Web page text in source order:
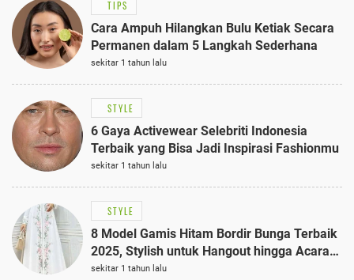
TIPS
Cara Ampuh Hilangkan Bulu Ketiak Secara
Permanen dalam 5 Langkah Sederhana
sekitar 1 tahun lalu
STYLE
6 Gaya Activewear Selebriti Indonesia
Terbaik yang Bisa Jadi Inspirasi Fashionmu
sekitar 1 tahun lalu
STYLE
8 Model Gamis Hitam Bordir Bunga Terbaik
2025, Stylish untuk Hangout hingga Acara
Semi-Formal
sekitar 1 tahun lalu